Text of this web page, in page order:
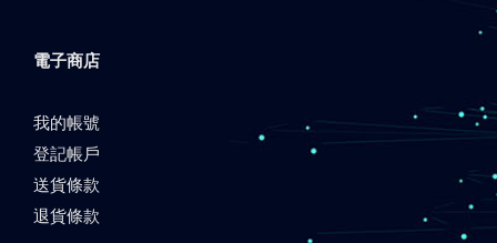
電子商店
我的帳號
登記帳戶
送貨條款
退貨條款